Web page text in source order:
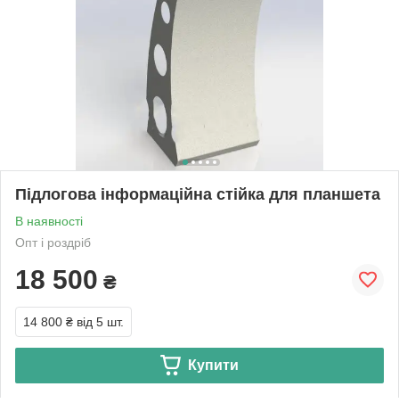
Підлогова інформаційна стійка для планшета
В наявності
Опт і роздріб
18 500 ₴
14 800 ₴ від 5 шт.
Купити